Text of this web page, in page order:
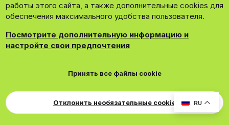
RU
IR length: 0.3–0.6 s
HPF:150 Гц
Dip:-2/-4 dB в 350 Гц
Transient shaper:
sustain +5–10%
Saturation:drive скромный
Comp (если нужен):
работы этого сайта, а также дополнительные cookies для
обеспечения максимального удобства пользователя.
Посмотрите дополнительную информацию и
настройте свои предпочтения
Принять все файлы cookie
Отклонить необязательные cookie